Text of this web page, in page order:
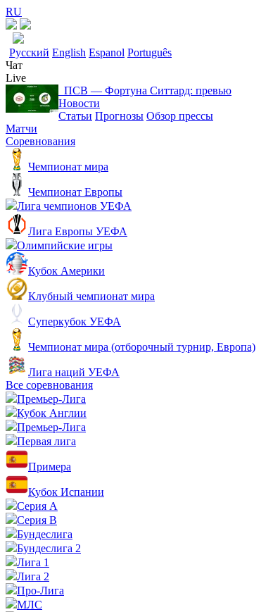
RU
Русский English Espanol Português
Чат
Live
ПСВ ― Фортуна Ситтард: превью
Новости
Статьи Прогнозы Обзор прессы
Матчи
Соревнования
Чемпионат мира
Чемпионат Европы
Лига чемпионов УЕФА
Лига Европы УЕФА
Олимпийские игры
Кубок Америки
Клубный чемпионат мира
Суперкубок УЕФА
Чемпионат мира (отборочный турнир, Европа)
Лига наций УЕФА
Все соревнования
Премьер-Лига
Кубок Англии
Премьер-Лига
Первая лига
Примера
Кубок Испании
Серия А
Серия B
Бундеслига
Бундеслига 2
Лига 1
Лига 2
Про-Лига
МЛС